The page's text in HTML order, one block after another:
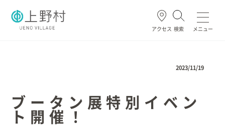
アクセス 検索 メニュー
ごみ・資源 住民票・戸籍
2023/11/19
ブータン展特別イベン
ト開催！